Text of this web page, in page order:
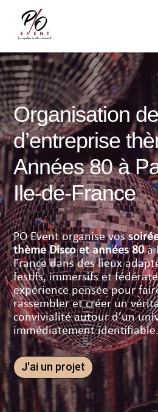
Organisation
d’entreprise
Années 80 à
Ile-de-France
PO Event organise vos
thème Disco et années 80à
France dans des lieux
festifs, immersifs et
expérience pensée pour
rassembler et créer un
convivialité autour d’un
immédiatement identifiable.
J'ai un projet